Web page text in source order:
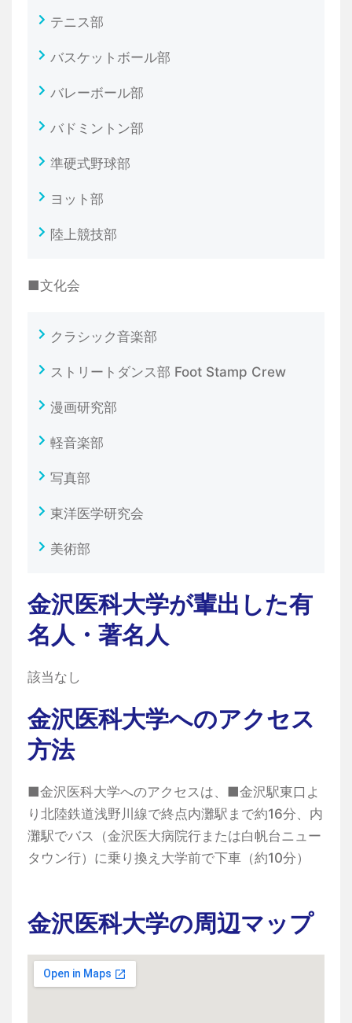
テニス部
バスケットボール部
バレーボール部
バドミントン部
準硬式野球部
ヨット部
陸上競技部
■文化会
クラシック音楽部
ストリートダンス部 Foot Stamp Crew
漫画研究部
軽音楽部
写真部
東洋医学研究会
美術部
金沢医科大学が輩出した有
名人・著名人
該当なし
金沢医科大学へのアクセス
方法
■金沢医科大学へのアクセスは、■金沢駅東口よ
り北陸鉄道浅野川線で終点内灘駅まで約16分、内
灘駅でバス（金沢医大病院行または白帆台ニュー
タウン行）に乗り換え大学前で下車（約10分）
金沢医科大学の周辺マップ